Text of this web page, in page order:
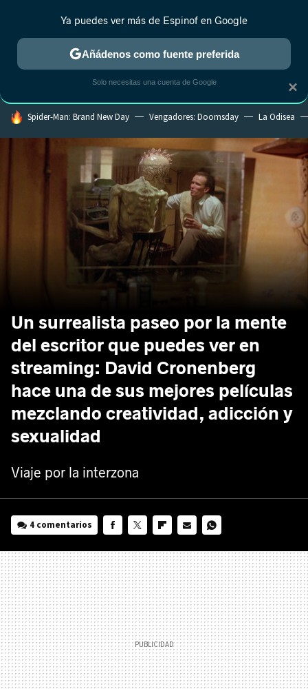
ESTRENOS REALITY ANIME RANKINGS CINE
HOY SE HABLA DE
Spider-Man: Brand New Day Vengadores: Doomsday La Odisea
Un surrealista paseo por la mente
del escritor que puedes ver en
streaming: David Cronenberg
hace una de sus mejores películas
mezclando creatividad, adicción y
sexualidad
Viaje por la interzona
4 comentarios
MAIL
×
Ya puedes ver más de Espinof en Google
Añádenos como fuente preferida
Solo necesitas una cuenta de Google